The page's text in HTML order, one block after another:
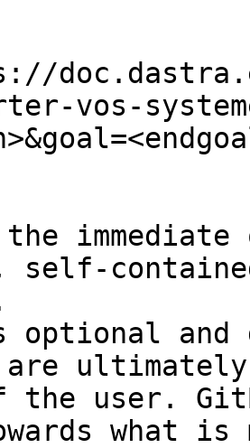
vos-
self-
and
are
the user.
what